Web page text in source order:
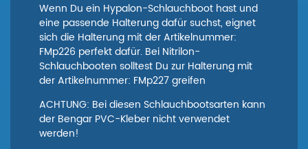
Wenn Du ein Hypalon-Schlauchboot hast und
eine passende Halterung dafür suchst, eignet
sich die Halterung mit der Artikelnummer:
FMp226 perfekt dafür. Bei Nitrilon-
Schlauchbooten solltest Du zur Halterung mit
der Artikelnummer: FMp227 greifen
ACHTUNG: Bei diesen Schlauchbootsarten kann
der Bengar PVC-Kleber nicht verwendet
werden!